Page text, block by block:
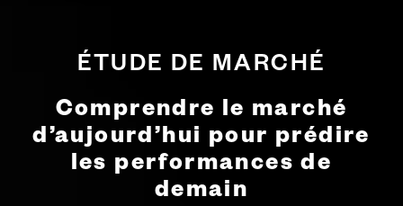
ÉTUDE DE MARCHÉ
Comprendre le marché
d’aujourd’hui pour prédire
les performances de
demain